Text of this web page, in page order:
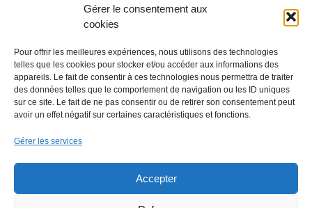
Gérer le consentement aux
cookies
Pour offrir les meilleures expériences, nous utilisons des technologies
telles que les cookies pour stocker et/ou accéder aux informations des
appareils. Le fait de consentir à ces technologies nous permettra de traiter
des données telles que le comportement de navigation ou les ID uniques
sur ce site. Le fait de ne pas consentir ou de retirer son consentement peut
avoir un effet négatif sur certaines caractéristiques et fonctions.
Gérer les services
Accepter
Découvrir
Mentions légales